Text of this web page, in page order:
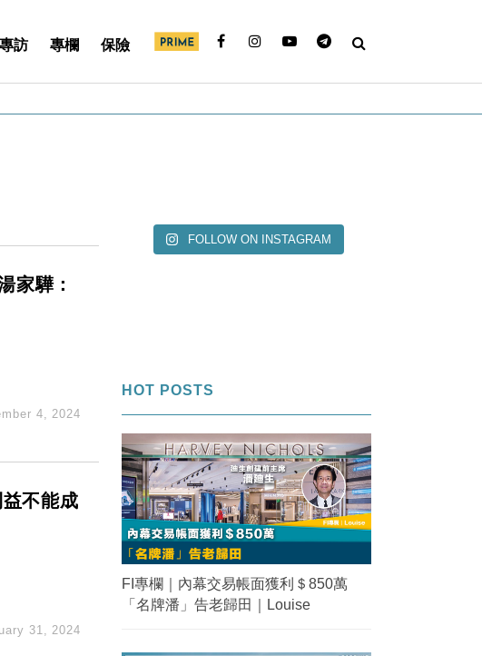
專訪 專欄 保險
家驊：
4, 2024
不能成
31, 2024
FOLLOW ON INSTAGRAM
HOT POSTS
FI專欄｜內幕交易帳面獲利＄850萬
「名牌潘」告老歸田｜Louise